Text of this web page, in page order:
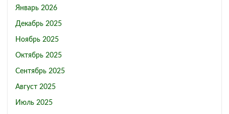
Январь 2026
Декабрь 2025
Ноябрь 2025
Октябрь 2025
Сентябрь 2025
Август 2025
Июль 2025